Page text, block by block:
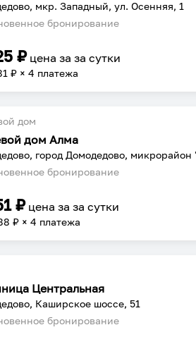
мкр. Западный, ул. Осенняя, 1
бронирование
₽ цена заза сутки
₽ × 4 платежа
дом
дом Алма
бронирование
₽ цена заза сутки
₽ × 4 платежа
Центральная
Каширское шоссе, 51
бронирование